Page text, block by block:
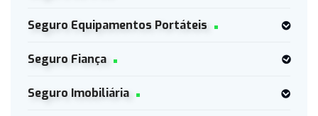
Seguro Equipamentos Portáteis
Seguro Fiança
Seguro Imobiliária